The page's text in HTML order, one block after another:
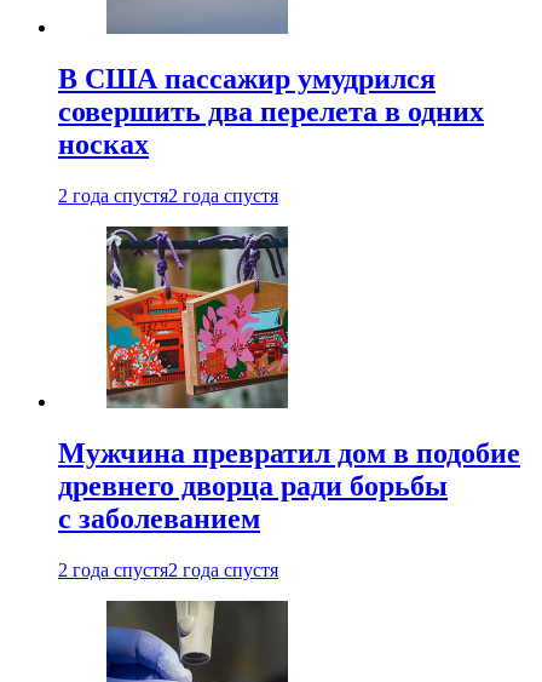
В США пассажир умудрился
совершить два перелета в одних
носках
2 года спустя2 года спустя
Мужчина превратил дом в подобие
древнего дворца ради борьбы
с заболеванием
2 года спустя2 года спустя